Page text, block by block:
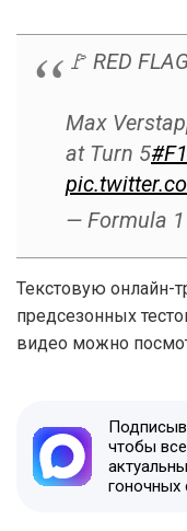
🚩 RED
Max
at Turn 5#F1
— Formula 1
Текстовую онлайн-
предсезонных
видео можно
чтобы
гоночных